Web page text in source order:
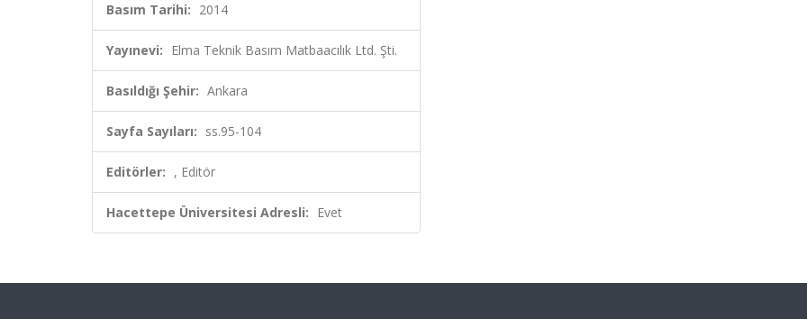
Basım Tarihi: 2014
Yayınevi: Elma Teknik Basım Matbaacılık Ltd. Şti.
Basıldığı Şehir: Ankara
Sayfa Sayıları: ss.95-104
Editörler: , Editör
Hacettepe Üniversitesi Adresli: Evet